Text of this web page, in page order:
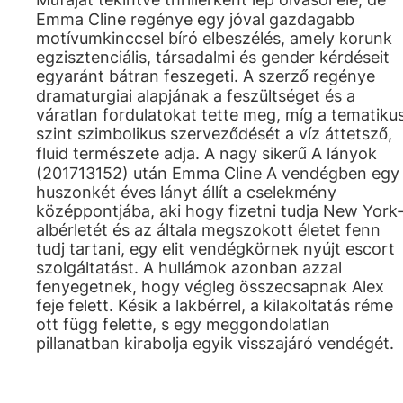
Emma Cline regénye egy jóval gazdagabb
motívumkinccsel bíró elbeszélés, amely korunk
egzisztenciális, társadalmi és gender kérdéseit
egyaránt bátran feszegeti. A szerző regénye
dramaturgiai alapjának a feszültséget és a
váratlan fordulatokat tette meg, míg a
szint szimbolikus szerveződését a víz áttetsző,
fluid természete adja. A nagy sikerű A lányok
(201713152) után Emma Cline A vendégben egy
huszonkét éves lányt állít a cselekmény
középpontjába, aki hogy fizetni tudja New
albérletét és az általa megszokott életet fenn
tudj tartani, egy elit vendégkörnek nyújt escort
szolgáltatást. A hullámok azonban azzal
fenyegetnek, hogy végleg összecsapnak Alex
feje felett. Késik a lakbérrel, a kilakoltatás réme
ott függ felette, s egy meggondolatlan
pillanatban kirabolja egyik visszajáró vendégét.